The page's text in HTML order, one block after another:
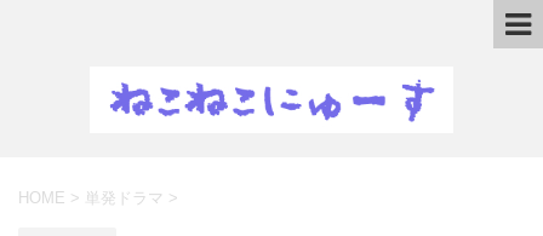
HOME > 単発ドラマ >